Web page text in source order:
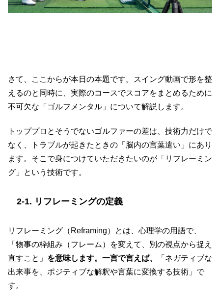
さて、ここからが本日の本題です。スイング動画で形を整
えるのと同時に、実際のコースでスコアをまとめるために
不可欠な「ゴルフメンタル」について解説します。
トッププロとそうでないゴルファーの差は、技術力だけで
なく、トラブルが起きたときの「脳内の言葉遣い」にあり
ます。そこで身につけていただきたいのが「リフレーミン
グ」という技術です。
2-1. リフレーミングの定義
リフレーミング（Reframing）とは、心理学の用語で、
「物事の枠組み（フレーム）を変えて、別の視点から捉え
直すこと」 を意味します。一言で言えば、
「ネガティブな
出来事を、ポジティブな解釈や言葉に変換する技術」で
す。